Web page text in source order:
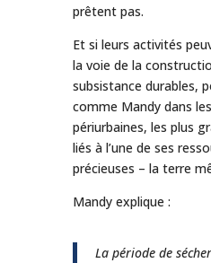
prêtent pas.
Et si leurs activités
la voie de la
subsistance durables,
comme Mandy dans
périurbaines, les plus
liés à l’une de ses
précieuses – la terre
Mandy explique :
La période de